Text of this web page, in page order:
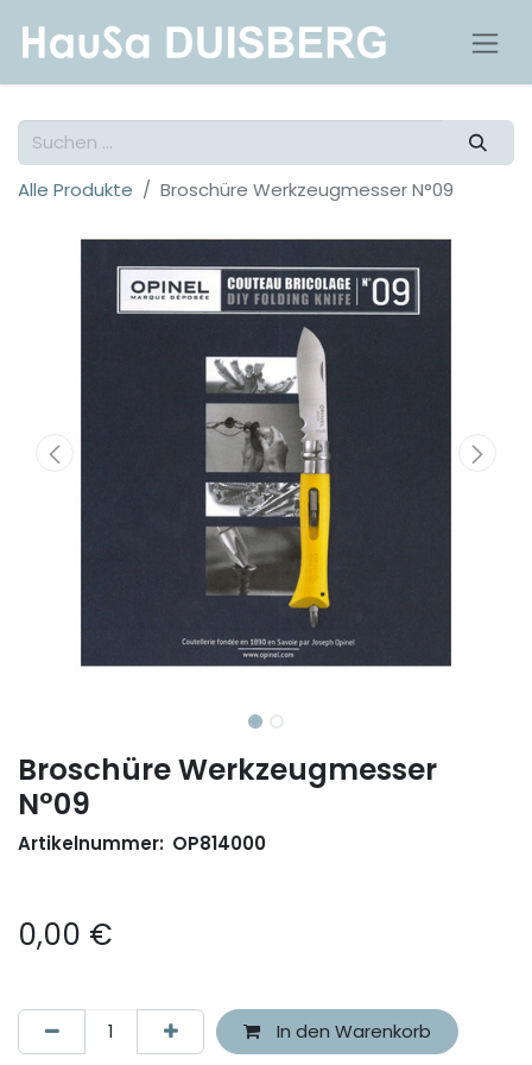
Alle Produkte Broschüre Werkzeugmesser N°09
Broschüre Werkzeugmesser
N°09
Artikelnummer: OP814000
0,00 €
In den Warenkorb